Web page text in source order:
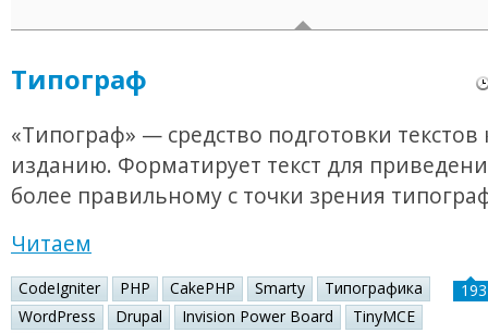
Типограф
«Типограф» — средство подготовки текстов
изданию. Форматирует текст для
более правильному с точки зрения
Читаем
CodeIgniter PHP CakePHP Smarty
Типографика
WordPress
Drupal Invision Power Board
TinyMCE